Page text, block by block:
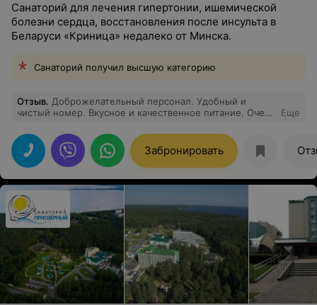
Санаторий для лечения гипертонии, ишемической
болезни сердца, восстановления после инсульта в
Беларуси «Криница» недалеко от Минска.
Санаторий получил высшую категорию
Отзыв. Доброжелательный персонал. Удобный и
чистый номер. Вкусное и качественное питание. Очень
Уютная и комфортная атмосфера. Спасибо!
Еще
Забронировать